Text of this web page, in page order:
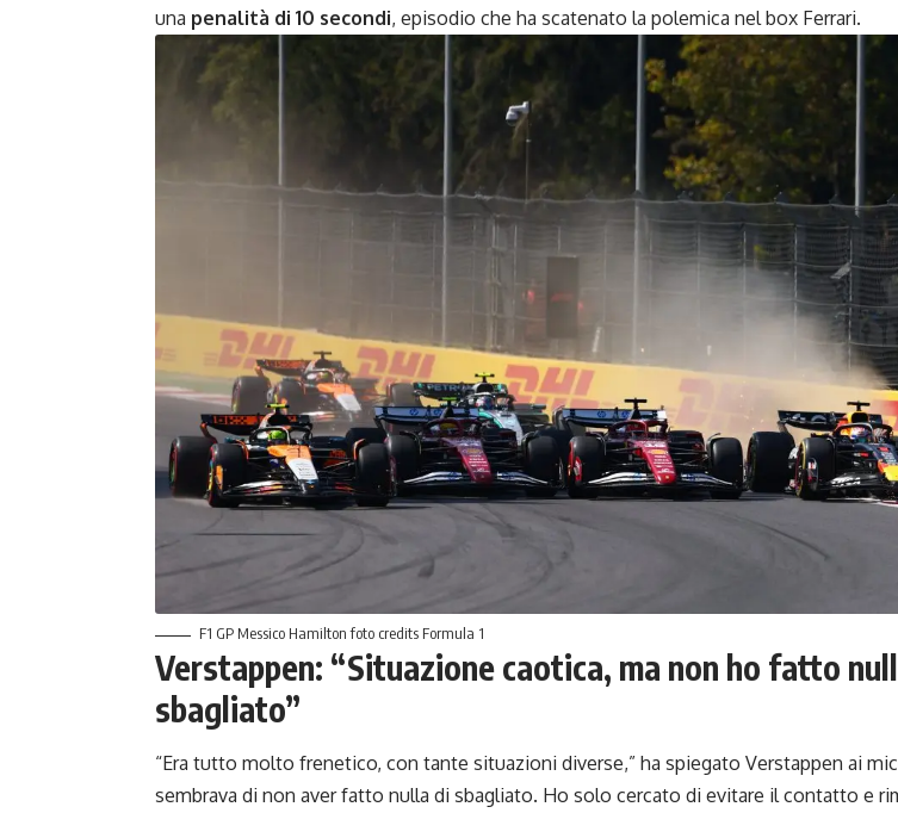
una penalità di 10 secondi, episodio che ha scatenato la polemica nel box Ferrari.
F1 GP Messico Hamilton foto credits Formula 1
Verstappen: “Situazione caotica, ma non ho fatto
sbagliato”
“Era tutto molto frenetico, con tante situazioni diverse,” ha spiegato Verstappen ai
sembrava di non aver fatto nulla di sbagliato. Ho solo cercato di evitare il contatto e